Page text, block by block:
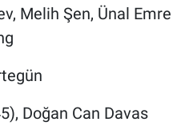
Melih Şen, Ünal Emre
Doğan Can Davas